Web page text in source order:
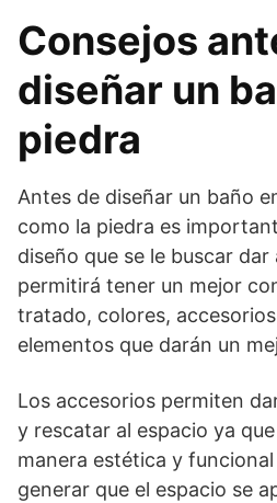
Consejos
diseñar un
piedra
Antes de diseñar un baño
como la piedra es
diseño que se le buscar dar
permitirá tener un mejor
tratado, colores,
elementos que darán un
Los accesorios permiten
y rescatar al espacio ya
manera estética y
generar que el espacio se